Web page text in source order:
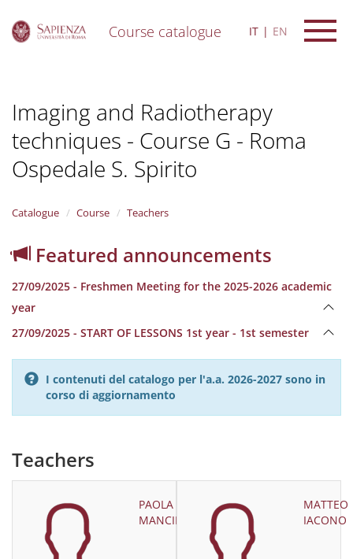
Course catalogue IT EN
Imaging and Radiotherapy
techniques - Course G - Roma
Ospedale S. Spirito
Catalogue Course Teachers
Featured announcements
27/09/2025 - Freshmen Meeting for the 2025-2026 academic
year
27/09/2025 - START OF LESSONS 1st year - 1st semester
I contenuti del catalogo per l'a.a. 2026-2027 sono in
corso di aggiornamento
Teachers
PAOLA
MANCINI
MATTEO
IACONO